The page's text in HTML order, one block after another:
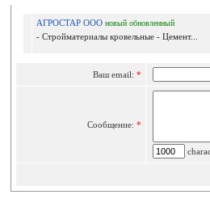
АГРОСТАР ООО новый обновленный
- Стройматериалы кровельные - Цемент...
Ваш email: *
Сообщение: *